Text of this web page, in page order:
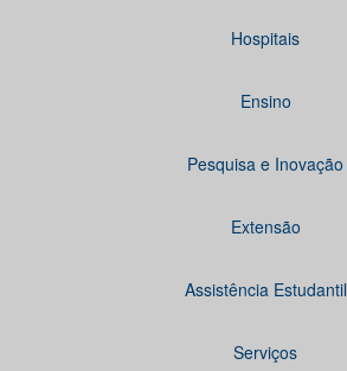
Hospitais
Ensino
Pesquisa e Inovação
Extensão
Assistência Estudantil
Serviços